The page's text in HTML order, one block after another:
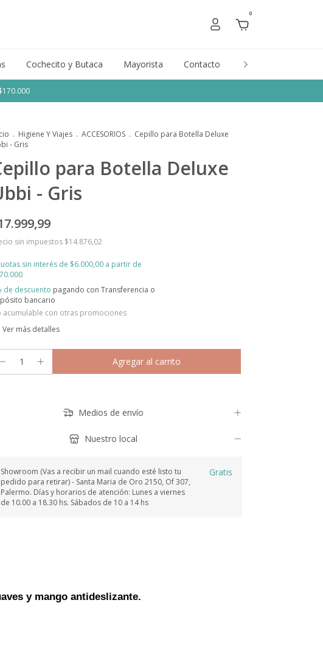
0
Cochecito y Butaca Mayorista Contacto Marcas
. Higiene Y Viajes . ACCESORIOS . Cepillo para Botella Deluxe
- Gris
para Botella Deluxe
- Gris
sin impuestos $14.876,02
sin interés de $6.000,00
de descuento pagando con Transferencia o
bancario
acumulable con otras promociones
Ver más detalles
Medios de envío
Nuestro local
Showroom (Vas a recibir un mail cuando esté listo tu
pedido para retirar) - Santa Maria de Oro 2150, Of 307,
Palermo. Días y horarios de atención: Lunes a viernes
de 10.00 a 18.30 hs. Sábados de 10 a 14 hs
Gratis
y mango antideslizante.